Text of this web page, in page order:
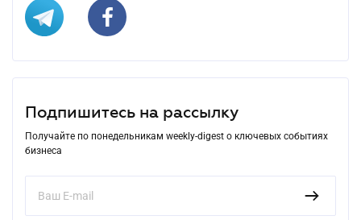
Подпишитесь на рассылку
Получайте по понедельникам weekly-digest о ключевых событиях
бизнеса